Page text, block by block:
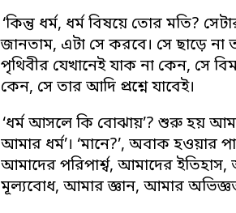
‘কিন্তু ধর্ম, ধর্ম বিষয়ে তোর মতি?
জানতাম, এটা সে করবে। সে ছাড়ে
পৃথিবীর যেখানেই যাক না কেন, সে
কেন, সে তার আদি প্রশ্নে যাবেই।
‘ধর্ম আসলে কি বোঝায়’? শুরু হয়
আমার ধর্ম’। ‘মানে?’, অবাক হওয়ার
আমাদের পরিপার্শ্ব, আমাদের
মূল্যবোধ, আমার জ্ঞান, আমার